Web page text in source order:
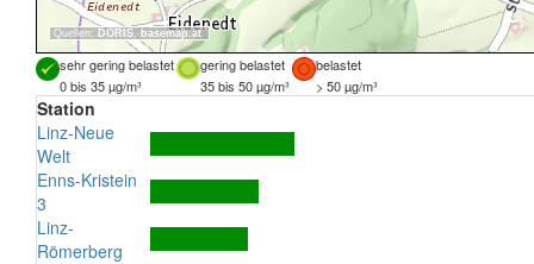
Quellen: DORIS, basemap.at
sehr gering belastet gering belastet
belastet
0 bis 35 µg/m³
35 bis 50 µg/m³ > 50 µg/m³
Station
Linz-Neue
Welt
Enns-Kristein
3
Linz-
Römerberg